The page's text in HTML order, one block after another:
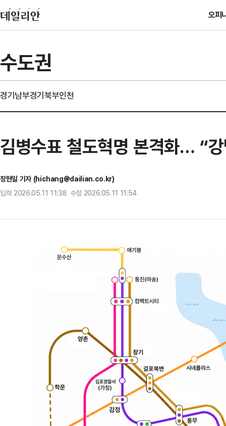
오피
수도권
경기남부경기북부인천
김병수표 철도혁명 본격화… “
장현일 기자 (hichang@dailian.co.kr)
입력 2026.05.11 11:38 수정 2026.05.11 11:54